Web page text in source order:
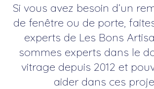
Si vous avez besoin d’un
de fenêtre ou de porte,
experts de Les Bons
sommes experts dans le
vitrage depuis 2012 et
aider dans ces